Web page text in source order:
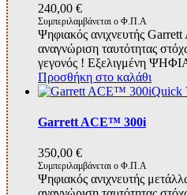
240,00 €
Συμπεριλαμβάνεται ο Φ.Π.Α
Ψηφιακός ανιχνευτής
αναγνώριση ταυτότητας
γεγονός ! Εξελιγμένη
Προσθήκη στο καλάθι
Quick
Garrett ACE™ 300i
350,00 €
Συμπεριλαμβάνεται ο Φ.Π.Α
Ψηφιακός ανιχνευτής